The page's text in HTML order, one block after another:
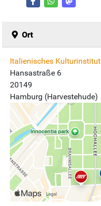
Ort
Italienisches Kulturinstitut
Hansastraße 6
20149
Hamburg (Harvestehude)